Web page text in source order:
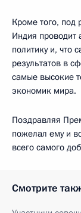
Кроме того, под
Индия проводит
политику и, что
результатов в
самые высокие
экономик мира.
Поздравляя
пожелал ему и
всего самого
Смотрите